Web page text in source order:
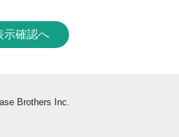
示確認へ
Brothers Inc.